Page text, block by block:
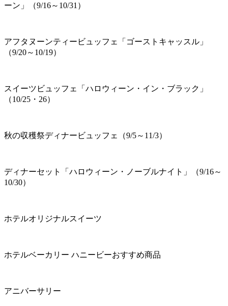
ーン」（9/16～10/31）
アフタヌーンティービュッフェ「ゴーストキャッスル」
（9/20～10/19）
スイーツビュッフェ「ハロウィーン・イン・ブラック」
（10/25・26）
秋の収穫祭ディナービュッフェ（9/5～11/3）
ディナーセット「ハロウィーン・ノーブルナイト」（9/16～
10/30）
ホテルオリジナルスイーツ
ホテルベーカリー ハニービーおすすめ商品
アニバーサリー